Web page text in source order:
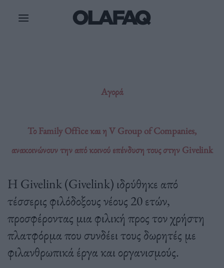
Αγορά
Το Family Office και η V Group of Companies,
ανακοινώνουν την από κοινού επένδυση τους στην Givelink
Η Givelink (Givelink) ιδρύθηκε από
τέσσερις φιλόδοξους νέους 20 ετών,
προσφέροντας μια φιλική προς τον χρήστη
πλατφόρμα που συνδέει τους δωρητές με
φιλανθρωπικά έργα και οργανισμούς.